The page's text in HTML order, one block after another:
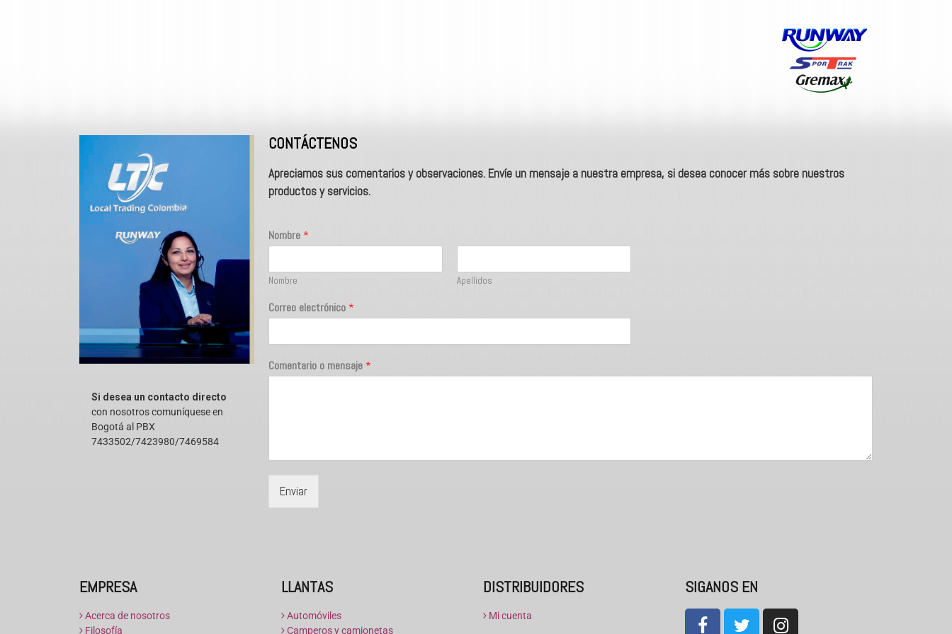
Si desea un contacto directo
con nosotros comuníquese en
Bogotá al PBX
7433502/7423980/7469584
CONTÁCTENOS
Apreciamos sus comentarios y observaciones.Envíe un mensaje a nuestra empresa, si desea conocer más sobre nuestros
productos y servicios.
Nombre *
Nombre Apellidos
Correo electrónico *
Comentario o mensaje *
Enviar
EMPRESA
Acerca de nosotros
Filosofía
LLANTAS
Automóviles
Camperos y camionetas
DISTRIBUIDORES
Mi cuenta
SIGANOS EN